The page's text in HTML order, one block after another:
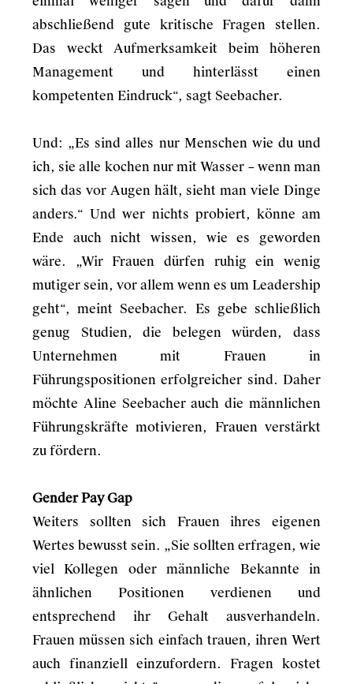
abschließend gute kritische Fragen stellen.
Das weckt Aufmerksamkeit beim höheren
Management und hinterlässt einen
kompetenten Eindruck“, sagt Seebacher.
Und: „Es sind alles nur Menschen wie du und
ich, sie alle kochen nur mit Wasser – wenn man
sich das vor Augen hält, sieht man viele Dinge
anders.“ Und wer nichts probiert, könne am
Ende auch nicht wissen, wie es geworden
wäre. „Wir Frauen dürfen ruhig ein wenig
mutiger sein, vor allem wenn es um Leadership
geht“, meint Seebacher. Es gebe schließlich
genug Studien, die belegen würden, dass
Unternehmen mit Frauen in
Führungspositionen erfolgreicher sind. Daher
möchte Aline Seebacher auch die männlichen
Führungskräfte motivieren, Frauen verstärkt
zu fördern.
Gender Pay Gap
Weiters sollten sich Frauen ihres eigenen
Wertes bewusst sein. „Sie sollten erfragen, wie
viel Kollegen oder männliche Bekannte in
ähnlichen Positionen verdienen und
entsprechend ihr Gehalt ausverhandeln.
Frauen müssen sich einfach trauen, ihren Wert
auch finanziell einzufordern. Fragen kostet